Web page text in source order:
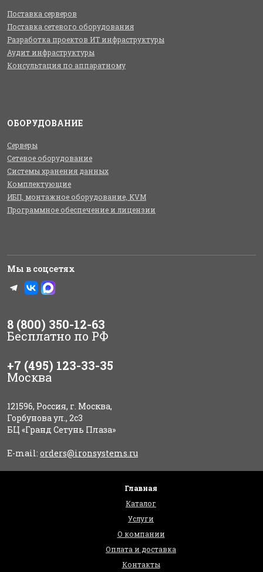
Поставка серверов
Поставка сетевого оборудования
Разработка проектов ИТ инфраструктуры
Аудит инфраструктуры
Консультация по аппаратному
ОБОРУДОВАНИЕ
Серверы
Сетевое оборудование
Системы хранения данных
Комплектующие
ИБП, монтажное оборудование, KVM
Программное обеспечение и лицензии
Мы в соцсетях
8 (800) 350-12-63
Бесплатно по РФ
+7 (495) 123-33-35
Москва
121596, Россия, г. Москва,
Горбунова ул., 2с3
БЦ «Гранд Сетунь Плаза»
E-mail: orders@ironsystems.ru
Главная
Каталог
Услуги
О компании
Оплата и доставка
Контакты